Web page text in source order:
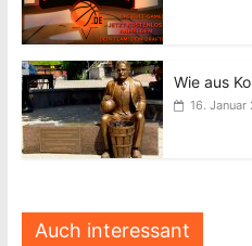
Wie aus
16. Januar
Auch interessant